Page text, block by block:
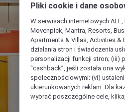
Pliki cookie i dane
W serwisach internetowych
Movenpick, Mantra, Resorts,
Apartments & Villas, Activities &
działania stron i świadczenia
personalizacji funkcji stron; (iii)
"cashback”, jeśli została ona
społecznościowymi; (vi)
ukierunkowanych reklam. Dla
wybrać poszczególne cele,